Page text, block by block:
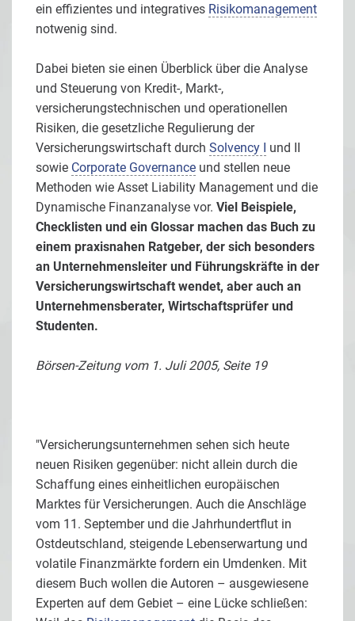
ein effizientes und integratives Risikomanagement
notwenig sind.
Dabei bieten sie einen Überblick über die Analyse
und Steuerung von Kredit-, Markt-,
versicherungstechnischen und operationellen
Risiken, die gesetzliche Regulierung der
Versicherungswirtschaft durch Solvency I und II
sowie Corporate Governance und stellen neue
Methoden wie Asset Liability Management und die
Dynamische Finanzanalyse vor. Viel Beispiele,
Checklisten und ein Glossar machen das Buch zu
einem praxisnahen Ratgeber, der sich besonders
an Unternehmensleiter und Führungskräfte in der
Versicherungswirtschaft wendet, aber auch an
Unternehmensberater, Wirtschaftsprüfer und
Studenten.
Börsen-Zeitung vom 1. Juli 2005, Seite 19
"Versicherungsunternehmen sehen sich heute
neuen Risiken gegenüber: nicht allein durch die
Schaffung eines einheitlichen europäischen
Marktes für Versicherungen. Auch die Anschläge
vom 11. September und die Jahrhundertflut in
Ostdeutschland, steigende Lebenserwartung und
volatile Finanzmärkte fordern ein Umdenken. Mit
diesem Buch wollen die Autoren – ausgewiesene
Experten auf dem Gebiet – eine Lücke schließen: